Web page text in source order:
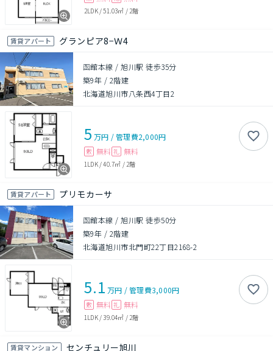
2LDK/51.03㎡ / 2階
賃貸アパート グランピア8−Ｗ4
函館本線 / 旭川駅 徒歩35分
築9年 / 2階建
北海道旭川市八条西4丁目2
5 万円 /管理費2,000円
敷 無料 礼 無料
1LDK/40.7㎡ / 2階
賃貸アパート プリモカーサ
函館本線 / 旭川駅 徒歩50分
築9年 / 2階建
北海道旭川市北門町22丁目2168-2
5.1 万円 /管理費3,000円
敷 無料 礼 無料
1LDK/39.04㎡ / 2階
賃貸マンション センチュリー旭川